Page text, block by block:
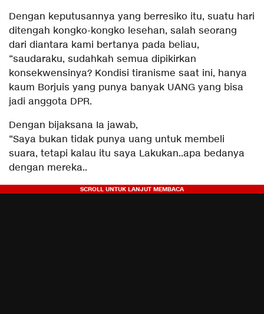
Dengan keputusannya yang berresiko itu, suatu hari
ditengah kongko-kongko lesehan, salah seorang
dari diantara kami bertanya pada beliau,
“saudaraku, sudahkah semua dipikirkan
konsekwensinya? Kondisi tiranisme saat ini, hanya
kaum Borjuis yang punya banyak UANG yang bisa
jadi anggota DPR.
Dengan bijaksana Ia jawab,
“Saya bukan tidak punya uang untuk membeli
suara, tetapi kalau itu saya Lakukan..apa bedanya
dengan mereka..